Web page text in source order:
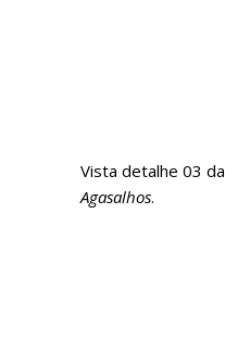
Vista detalhe 03 da
Agasalhos.